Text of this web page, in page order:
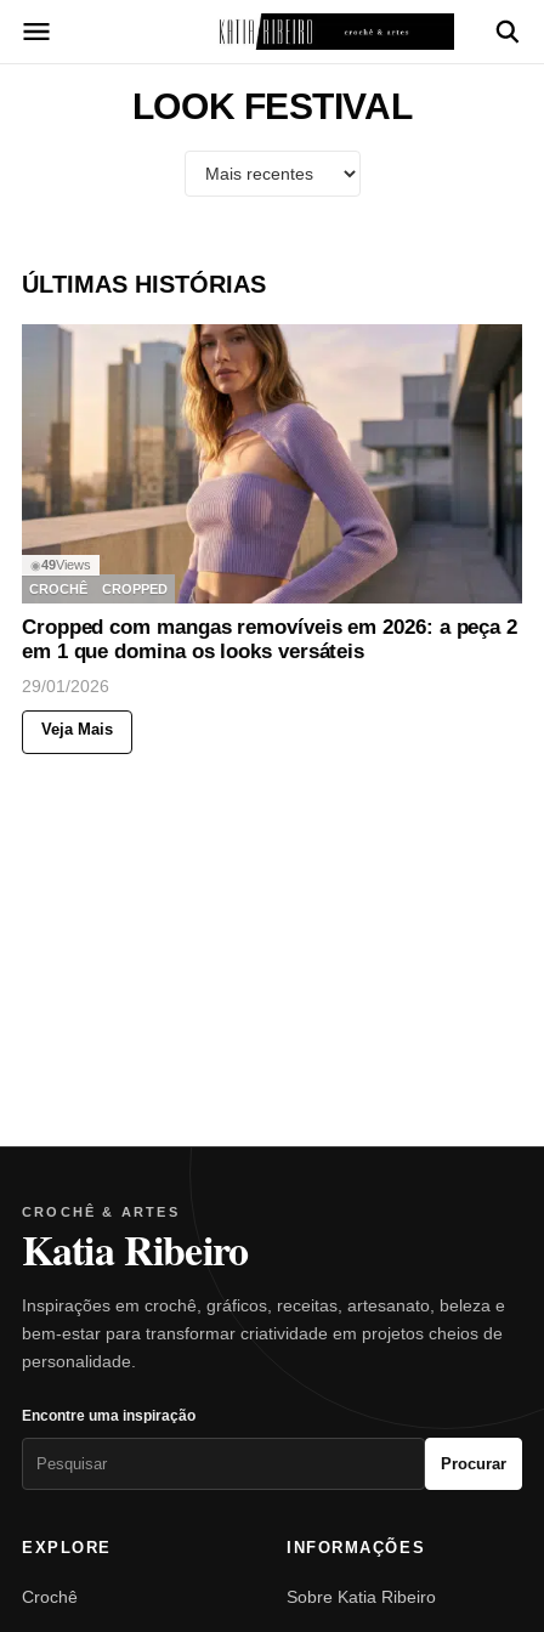
para
LOOK FESTIVAL
ÚLTIMAS HISTÓRIAS
◉49Views
CROCHÊ
CROPPED
Cropped com mangas removíveis em 2026: a peça 2
em 1 que domina os looks versáteis
29/01/2026
Veja Mais
CROCHÊ & ARTES
Katia Ribeiro
Inspirações em crochê, gráficos, receitas, artesanato, beleza e
bem-estar para transformar criatividade em projetos cheios de
personalidade.
Encontre uma inspiração
Procurar
EXPLORE
Crochê
INFORMAÇÕES
Sobre Katia Ribeiro